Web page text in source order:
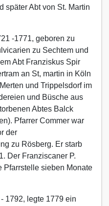
später Abt von St. Martin
-1771, geboren zu
zu Sechtem und
Abt Franziskus Spir
an St, martin in Köln
und Trippelsdorf im
und Büsche aus
Abtes Balck
Pfarrer Commer war
der
zu Rösberg. Er starb
Der Franziscaner P.
Pfarrstelle sieben Monate
1792, legte 1779 ein